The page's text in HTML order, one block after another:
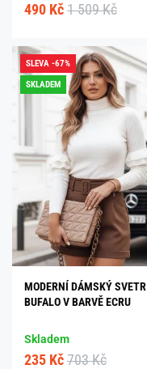
490 Kč 1 509 Kč
SLEVA -67%
SKLADEM
MODERNÍ DÁMSKÝ SVETR
BUFALO V BARVĚ ECRU
Skladem
235 Kč 703 Kč